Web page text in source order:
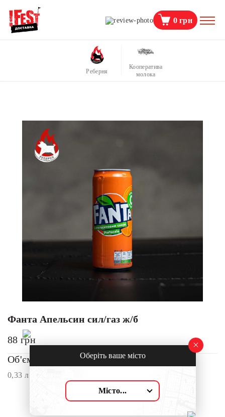
0грн
Реберня
Кооператива
молока
Фанта Апельсин сил/газ ж/б
88 грн
Об'єм:
0,33 л
Оберіть ваше місто
Місто...